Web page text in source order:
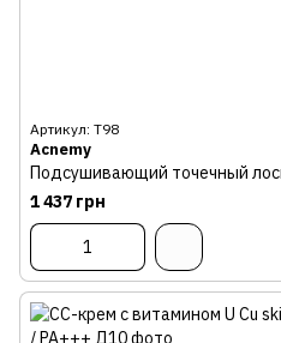
Артикул: Т98
Acnemy
Подсушивающий точечный
1 437 грн